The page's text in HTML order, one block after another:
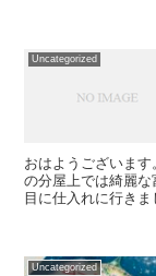
Uncategorized
おはようございま
の分屋上では綺麗
目に仕入れに行きま
Uncategorized